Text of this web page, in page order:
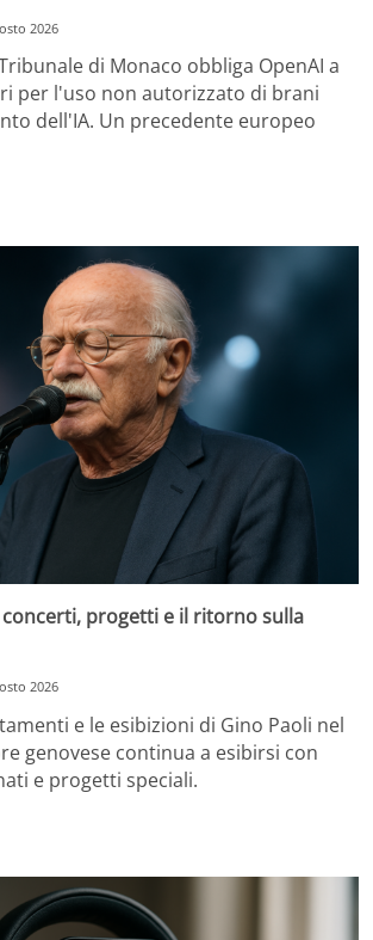
2026
di Monaco obbliga OpenAI a
per l'uso non autorizzato di brani
dell'IA. Un precedente europeo
concerti, progetti e il ritorno sulla
2026
e le esibizioni di Gino Paoli nel
genovese continua a esibirsi con
e progetti speciali.